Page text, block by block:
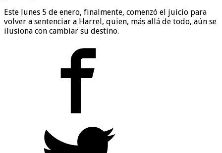
Este lunes 5 de enero, finalmente, comenzó el juicio para
volver a sentenciar a Harrel, quien, más allá de todo, aún se
ilusiona con cambiar su destino.